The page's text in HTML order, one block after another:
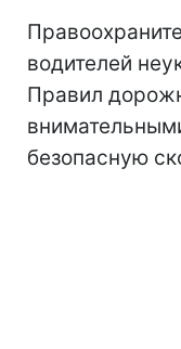
водителей
Правил
безопасную